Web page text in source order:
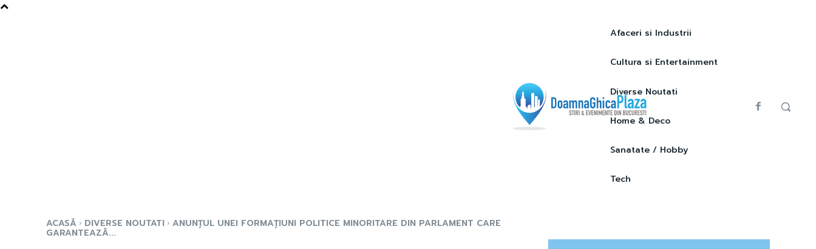
Afaceri si Industrii
Cultura si Entertainment
Diverse Noutati
Home & Deco
Sanatate / Hobby
Tech
ACASĂ DIVERSE NOUTATI ANUNȚUL UNEI FORMAȚIUNI POLITICE MINORITARE DIN PARLAMENT CARE
GARANTEAZĂ...